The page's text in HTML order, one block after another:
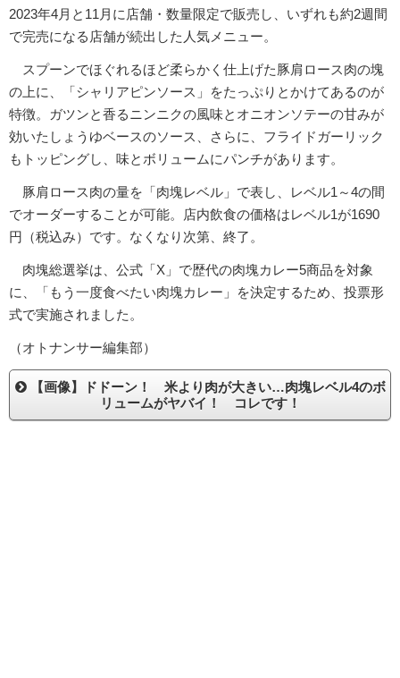
2023年4月と11月に店舗・数量限定で販売し、いずれも約2週間
で完売になる店舗が続出した人気メニュー。
スプーンでほぐれるほど柔らかく仕上げた豚肩ロース肉の塊
の上に、「シャリアピンソース」をたっぷりとかけてあるのが
特徴。ガツンと香るニンニクの風味とオニオンソテーの甘みが
効いたしょうゆベースのソース、さらに、フライドガーリック
もトッピングし、味とボリュームにパンチがあります。
豚肩ロース肉の量を「肉塊レベル」で表し、レベル1～4の間
でオーダーすることが可能。店内飲食の価格はレベル1が1690
円（税込み）です。なくなり次第、終了。
肉塊総選挙は、公式「X」で歴代の肉塊カレー5商品を対象
に、「もう一度食べたい肉塊カレー」を決定するため、投票形
式で実施されました。
（オトナンサー編集部）
【画像】ドドーン！ 米より肉が大きい…肉塊レベル4のボ
リュームがヤバイ！ コレです！